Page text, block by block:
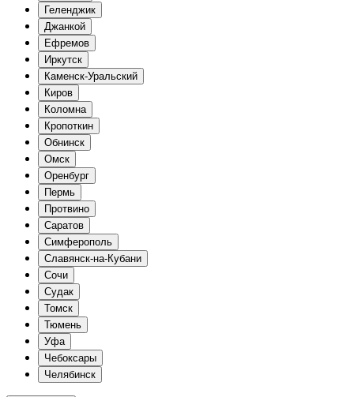
Геленджик
Джанкой
Ефремов
Иркутск
Каменск-Уральский
Киров
Коломна
Кропоткин
Обнинск
Омск
Оренбург
Пермь
Протвино
Саратов
Симферополь
Славянск-на-Кубани
Сочи
Судак
Томск
Тюмень
Уфа
Чебоксары
Челябинск